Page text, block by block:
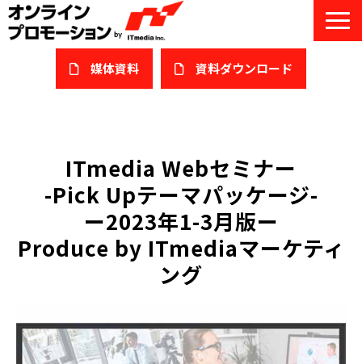
媒体資料 ​資料ダウンロード
私たちについて
サービスガイド/お役立ち資料
課題/ターゲット別で探す
オンライン展示会/協賛ウェビナー
セミナー情報/ブログ
ITmedia Webセミナー
-Pick Upテーマパッケージ-
ー2023年1-3月版ー
Produce by ITmediaマーケティ
ング